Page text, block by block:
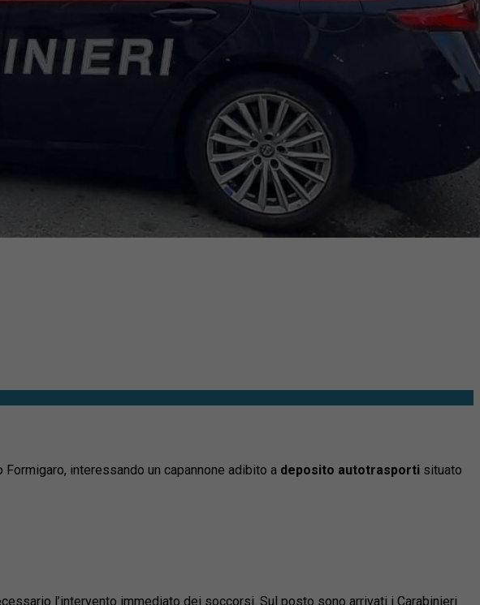
interessando un capannone adibito a deposito autotrasporti situato
l’intervento immediato dei soccorsi. Sul posto sono arrivati i Carabinieri